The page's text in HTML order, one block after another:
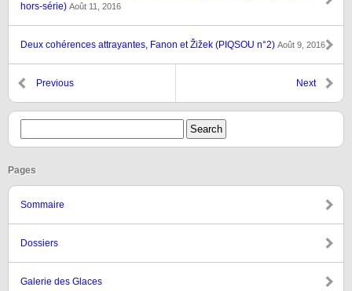
hors-série) Août 11, 2016
Deux cohérences attrayantes, Fanon et Žižek (PIQSOU n°2) Août 9, 2016
Previous Next
Pages
Sommaire
Dossiers
Galerie des Glaces